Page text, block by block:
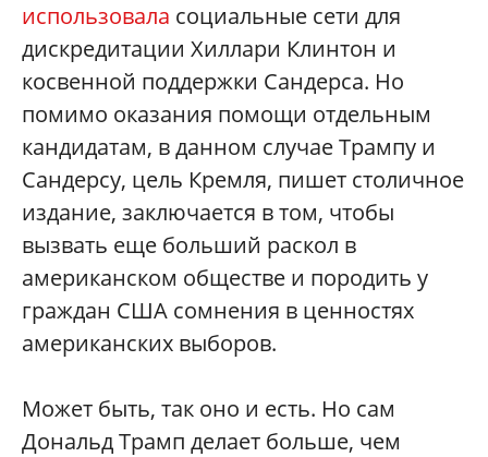
использовала социальные сети для
дискредитации Хиллари Клинтон и
косвенной поддержки Сандерса. Но
помимо оказания помощи отдельным
кандидатам, в данном случае Трампу и
Сандерсу, цель Кремля, пишет столичное
издание, заключается в том, чтобы
вызвать еще больший раскол в
американском обществе и породить у
граждан США сомнения в ценностях
американских выборов.
Может быть, так оно и есть. Но сам
Дональд Трамп делает больше, чем